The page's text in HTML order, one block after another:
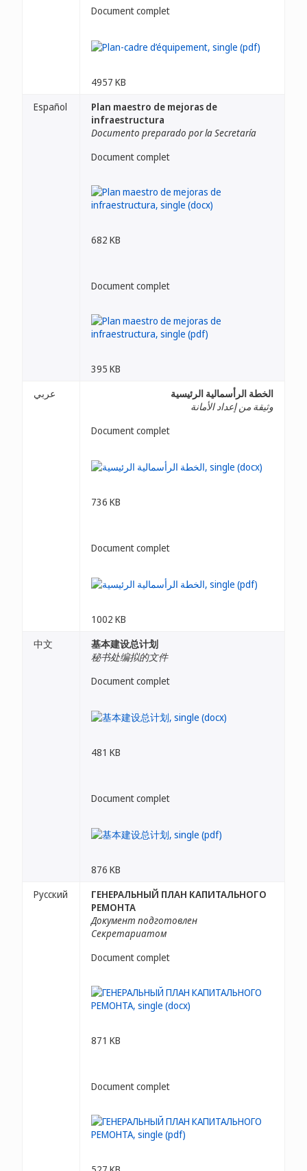
Document complet
4957 KB
Español
Plan maestro de mejoras de
infraestructura
Documento preparado por la Secretaría
Document complet
682 KB
Document complet
395 KB
عربي
الخطة الرأسمالية الرئيسية
وثيقة من إعداد الأمانة
Document complet
736 KB
Document complet
1002 KB
中文
基本建设总计划
秘书处编拟的文件
Document complet
481 KB
Document complet
876 KB
Русский
ГЕНЕРАЛЬНЫЙ ПЛАН КАПИТАЛЬНОГО
РЕМОНТА
Документ подготовлен
Секретариатом
Document complet
871 KB
Document complet